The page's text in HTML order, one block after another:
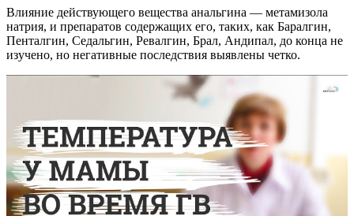
Влияние действующего вещества анальгина — метамизола
натрия, и препаратов содержащих его, таких, как Баралгин,
Пенталгин, Седальгин, Ревалгин, Брал, Андипал, до конца не
изучено, но негативные последствия выявлены четко.